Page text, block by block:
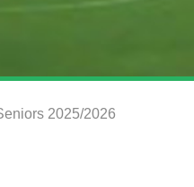
2025/2026